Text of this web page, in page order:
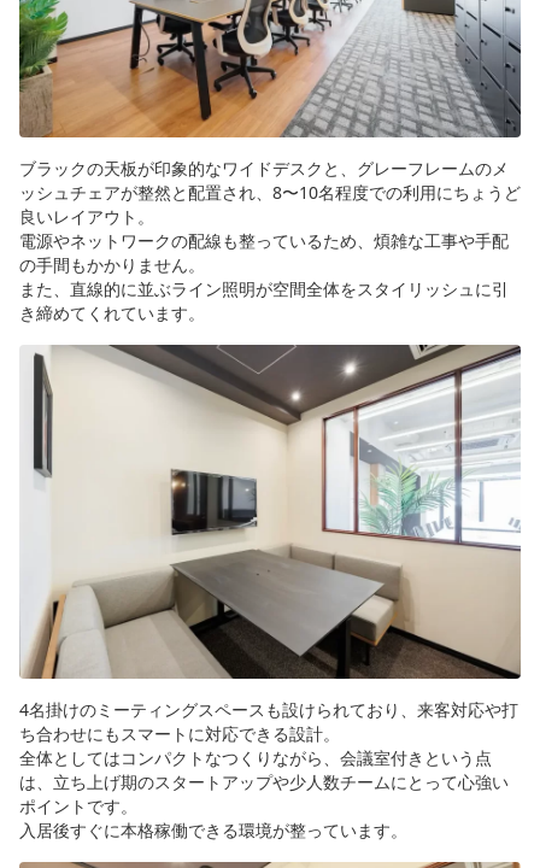
ブラックの天板が印象的なワイドデスクと、グレーフレームのメ
ッシュチェアが整然と配置され、8〜10名程度での利用にちょうど
良いレイアウト。
電源やネットワークの配線も整っているため、煩雑な工事や手配
の手間もかかりません。
また、直線的に並ぶライン照明が空間全体をスタイリッシュに引
き締めてくれています。
4名掛けのミーティングスペースも設けられており、来客対応や打
ち合わせにもスマートに対応できる設計。
全体としてはコンパクトなつくりながら、会議室付きという点
は、立ち上げ期のスタートアップや少人数チームにとって心強い
ポイントです。
入居後すぐに本格稼働できる環境が整っています。